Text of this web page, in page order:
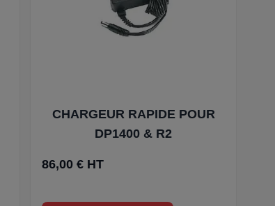
CHARGEUR RAPIDE POUR
DP1400 & R2
86,00 € HT